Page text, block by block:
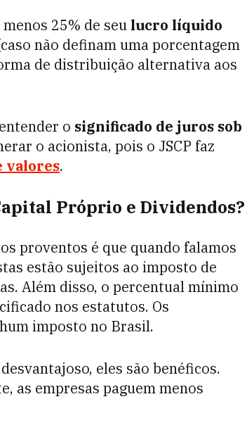
25% de seu lucro líquido
não definam uma porcentagem
de distribuição alternativa aos
o significado de juros sob
o acionista, pois o JSCP faz
valores.
Próprio e Dividendos?
proventos é que quando falamos
estão sujeitos ao imposto de
Além disso, o percentual mínimo
nos estatutos. Os
imposto no Brasil.
eles são benéficos.
as empresas paguem menos